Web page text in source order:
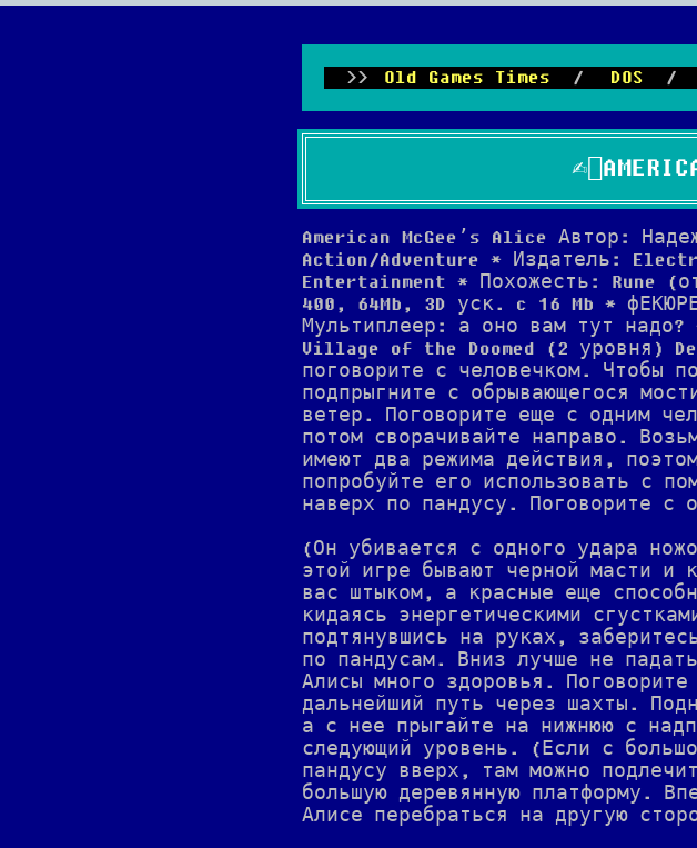
Old Games Times / DOS /
American McGee’s Alice Автор:
Action/Adventure * Издатель:
Entertainment * Похожесть: Rune
400, 64Mb, 3D уск. c 16 Mb *
Мультиплеер: а оно вам тут
Village of the Doomed (2 уровня)
поговорите с человечком. Чтобы
подпрыгните с обрывающегося
ветер. Поговорите еще с одним
потом сворачивайте направо.
имеют два режима действия,
попробуйте его использовать с
наверх по пандусу. Поговорите с
(Он убивается с одного удара
этой игре бывают черной масти и
вас штыком, а красные еще
кидаясь энергетическими
подтянувшись на руках,
по пандусам. Вниз лучше не
Алисы много здоровья.
дальнейший путь через шахты.
а с нее прыгайте на нижнюю с
следующий уровень. (Если с
пандусу вверх, там можно
большую деревянную платформу.
Алисе перебраться на другую